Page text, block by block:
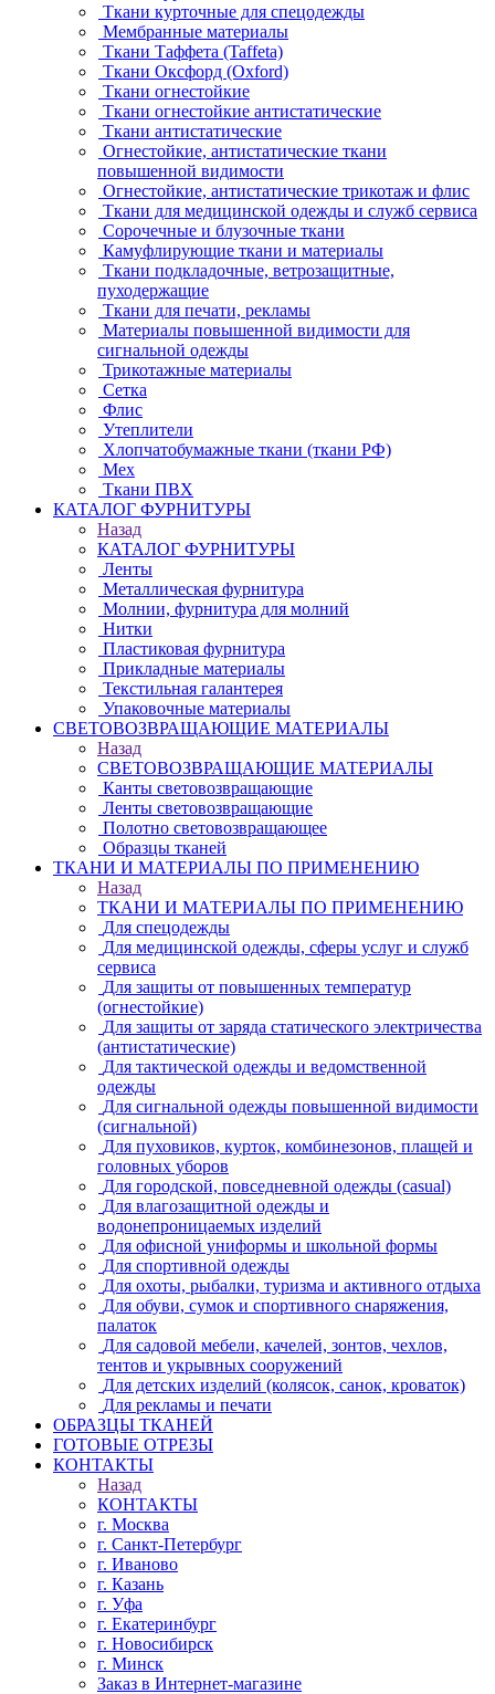
Ткани курточные для спецодежды
Мембранные материалы
Ткани Таффета (Taffeta)
Ткани Оксфорд (Oxford)
Ткани огнестойкие
Ткани огнестойкие антистатические
Ткани антистатические
Огнестойкие, антистатические ткани
повышенной видимости
Огнестойкие, антистатические трикотаж и флис
Ткани для медицинской одежды и служб сервиса
Сорочечные и блузочные ткани
Камуфлирующие ткани и материалы
Ткани подкладочные, ветрозащитные,
пуходержащие
Ткани для печати, рекламы
Материалы повышенной видимости для
сигнальной одежды
Трикотажные материалы
Сетка
Флис
Утеплители
Хлопчатобумажные ткани (ткани РФ)
Мех
Ткани ПВХ
КАТАЛОГ ФУРНИТУРЫ
Назад
КАТАЛОГ ФУРНИТУРЫ
Ленты
Металлическая фурнитура
Молнии, фурнитура для молний
Нитки
Пластиковая фурнитура
Прикладные материалы
Текстильная галантерея
Упаковочные материалы
СВЕТОВОЗВРАЩАЮЩИЕ МАТЕРИАЛЫ
Назад
СВЕТОВОЗВРАЩАЮЩИЕ МАТЕРИАЛЫ
Канты световозвращающие
Ленты световозвращающие
Полотно световозвращающее
Образцы тканей
ТКАНИ И МАТЕРИАЛЫ ПО ПРИМЕНЕНИЮ
Назад
ТКАНИ И МАТЕРИАЛЫ ПО ПРИМЕНЕНИЮ
Для спецодежды
Для медицинской одежды, сферы услуг и служб
сервиса
Для защиты от повышенных температур
(огнестойкие)
Для защиты от заряда статического электричества
(антистатические)
Для тактической одежды и ведомственной
одежды
Для сигнальной одежды повышенной видимости
(сигнальной)
Для пуховиков, курток, комбинезонов, плащей и
головных уборов
Для городской, повседневной одежды (casual)
Для влагозащитной одежды и
водонепроницаемых изделий
Для офисной униформы и школьной формы
Для спортивной одежды
Для охоты, рыбалки, туризма и активного отдыха
Для обуви, сумок и спортивного снаряжения,
палаток
Для садовой мебели, качелей, зонтов, чехлов,
тентов и укрывных сооружений
Для детских изделий (колясок, санок, кроваток)
Для рекламы и печати
ОБРАЗЦЫ ТКАНЕЙ
ГОТОВЫЕ ОТРЕЗЫ
КОНТАКТЫ
Назад
КОНТАКТЫ
г. Москва
г. Санкт-Петербург
г. Иваново
г. Казань
г. Уфа
г. Екатеринбург
г. Новосибирск
г. Минск
Заказ в Интернет-магазине